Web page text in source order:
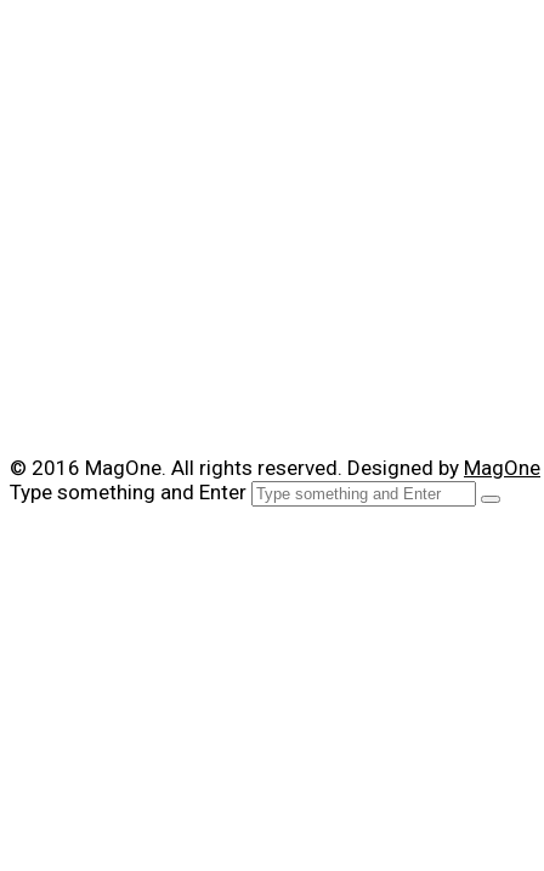
© 2016 MagOne. All rights reserved. Designed by MagOne
Type something and Enter